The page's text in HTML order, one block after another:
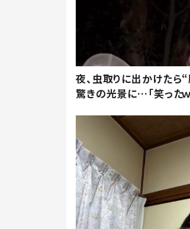
夜、虫取りに出かけた
驚きの光景に…「笑ったｗ